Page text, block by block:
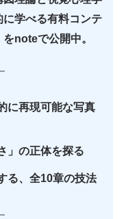
学べる有料コンテ
noteで公開中。
に再現可能な写真
」の正体を探る
る、全10章の技法